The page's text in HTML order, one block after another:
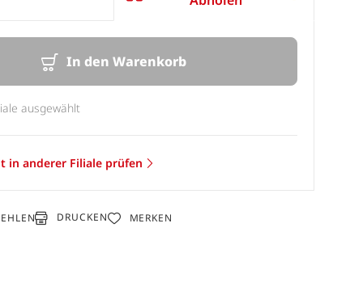
In den Warenkorb
ausgewählt
in anderer Filiale prüfen
DRUCKEN MERKEN